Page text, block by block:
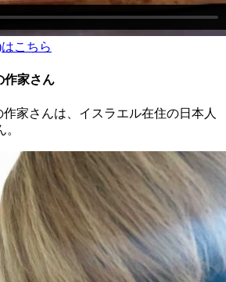
こちら
作家さん
家さんは、イスラエル在住の日本人